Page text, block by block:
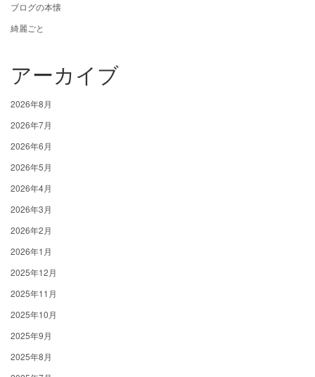
ブログの本懐
綺麗ごと
アーカイブ
2026年8月
2026年7月
2026年6月
2026年5月
2026年4月
2026年3月
2026年2月
2026年1月
2025年12月
2025年11月
2025年10月
2025年9月
2025年8月